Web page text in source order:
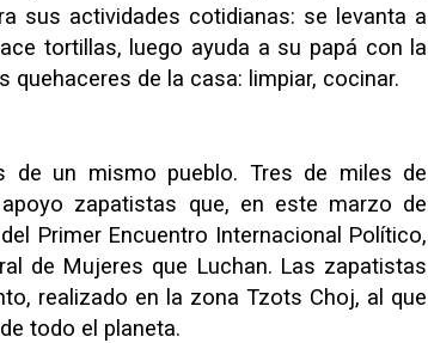
sus actividades cotidianas: se levanta a
tortillas, luego ayuda a su papá con la
quehaceres de la casa: limpiar, cocinar.
de un mismo pueblo. Tres de miles de
zapatistas que, en este marzo de
Primer Encuentro Internacional Político,
de Mujeres que Luchan. Las zapatistas
realizado en la zona Tzots Choj, al que
todo el planeta.